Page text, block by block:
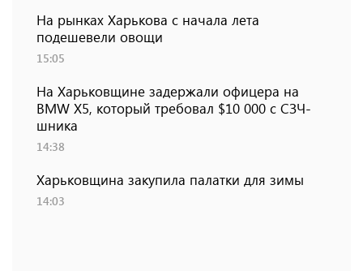
На рынках Харькова с начала лета
подешевели овощи
15:05
На Харьковщине задержали офицера на
BMW Х5, который требовал $10 000 с СЗЧ-
шника
14:38
Харьковщина закупила палатки для зимы
14:03